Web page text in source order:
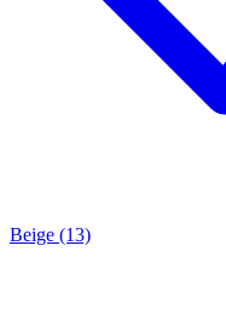
Beige (13)